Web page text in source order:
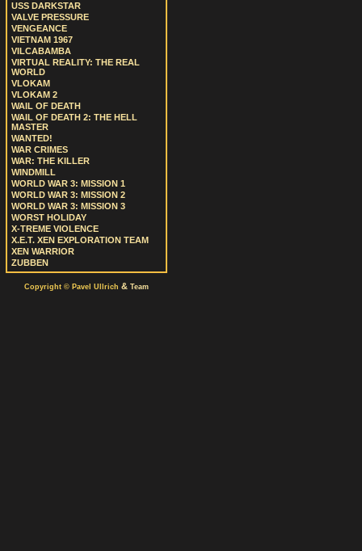
USS DARKSTAR
VALVE PRESSURE
VENGEANCE
VIETNAM 1967
VILCABAMBA
VIRTUAL REALITY: THE REAL
WORLD
VLOKAM
VLOKAM 2
WAIL OF DEATH
WAIL OF DEATH 2: THE HELL
MASTER
WANTED!
WAR CRIMES
WAR: THE KILLER
WINDMILL
WORLD WAR 3: MISSION 1
WORLD WAR 3: MISSION 2
WORLD WAR 3: MISSION 3
WORST HOLIDAY
X-TREME VIOLENCE
X.E.T. XEN EXPLORATION TEAM
XEN WARRIOR
ZUBBEN
Copyright © Pavel Ullrich & Team